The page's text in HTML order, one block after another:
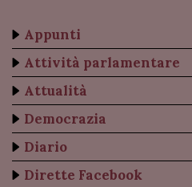
Appunti
Attività parlamentare
Attualità
Democrazia
Diario
Dirette Facebook